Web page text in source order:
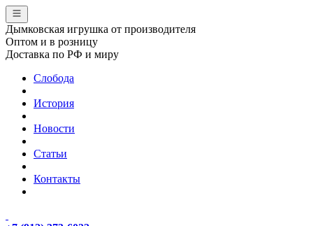
Дымковская игрушка от производителя
Оптом и в розницу
Доставка по РФ и миру
Слобода
История
Новости
Статьи
Контакты